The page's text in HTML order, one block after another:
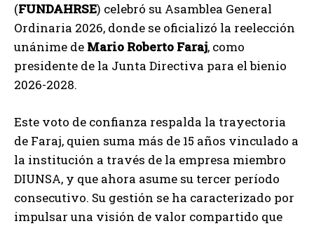
(FUNDAHRSE) celebró su Asamblea General
Ordinaria 2026, donde se oficializó la reelección
unánime de Mario Roberto Faraj, como
presidente de la Junta Directiva para el bienio
2026-2028.
Este voto de confianza respalda la trayectoria
de Faraj, quien suma más de 15 años vinculado a
la institución a través de la empresa miembro
DIUNSA, y que ahora asume su tercer período
consecutivo. Su gestión se ha caracterizado por
impulsar una visión de valor compartido que